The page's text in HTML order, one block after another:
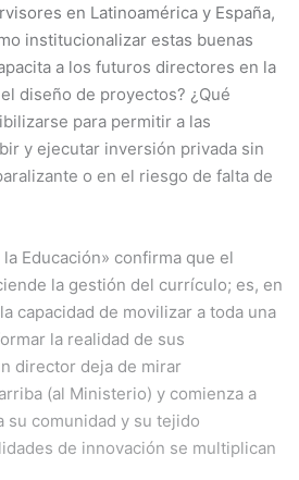
en Latinoamérica y España,
institucionalizar estas buenas
a los futuros directores en la
diseño de proyectos? ¿Qué
para permitir a las
y ejecutar inversión privada sin
o en el riesgo de falta de
Educación» confirma que el
la gestión del currículo; es, en
capacidad de movilizar a toda una
la realidad de sus
director deja de mirar
(al Ministerio) y comienza a
su comunidad y su tejido
de innovación se multiplican